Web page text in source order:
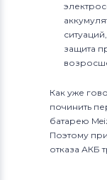
защита
Как уже
починить
батарею
Поэтому
отказа АКБ